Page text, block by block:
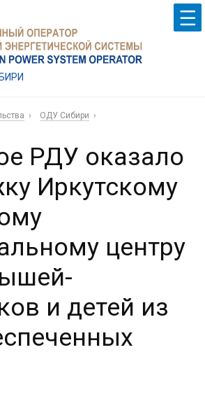
ОДУ Сибири
РДУ оказало
Иркутскому
центру
и детей из